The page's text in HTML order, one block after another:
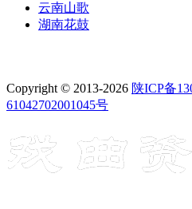
云南山歌
湖南花鼓
Copyright © 2013-2026 陕ICP备
61042702001045号